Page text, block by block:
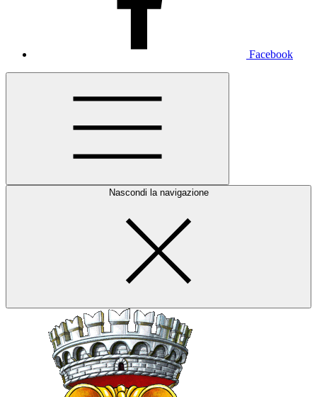
Facebook
Nascondi la navigazione